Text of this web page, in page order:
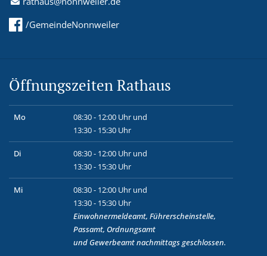
/GemeindeNonnweiler
Öffnungszeiten Rathaus
Mo
08:30 - 12:00 Uhr und
13:30 - 15:30 Uhr
Di
08:30 - 12:00 Uhr und
13:30 - 15:30 Uhr
Mi
08:30 - 12:00 Uhr und
13:30 - 15:30 Uhr
Einwohnermeldeamt, Führerscheinstelle,
Passamt, Ordnungsamt
und Gewerbeamtnachmittags geschlossen.